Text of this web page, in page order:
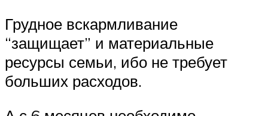
Грудное вскармливание
“защищает” и материальные
ресурсы семьи, ибо не требует
больших расходов.